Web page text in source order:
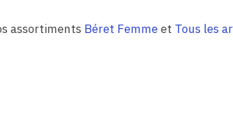
assortiments Béret Femmeet Tous les